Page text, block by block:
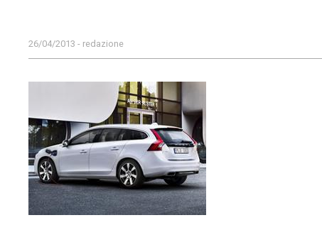
26/04/2013 - redazione